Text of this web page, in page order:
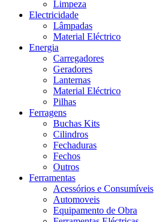
Limpeza
Electricidade
Lâmpadas
Material Eléctrico
Energia
Carregadores
Geradores
Lanternas
Material Eléctrico
Pilhas
Ferragens
Buchas Kits
Cilindros
Fechaduras
Fechos
Outros
Ferramentas
Acessórios e Consumíveis
Automoveis
Equipamento de Obra